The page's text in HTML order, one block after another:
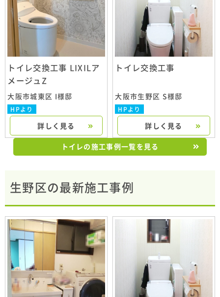
トイレ交換工事 LIXILア
メージュZ
大阪市城東区 I様邸
HPより
詳しく見る
トイレ交換工事
大阪市生野区 S様邸
HPより
詳しく見る
トイレの施工事例一覧を見る
生野区の最新施工事例